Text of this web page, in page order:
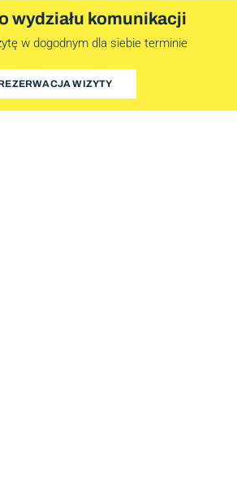
wydziału komunikacji
w dogodnym dla siebie terminie
WIZYTY